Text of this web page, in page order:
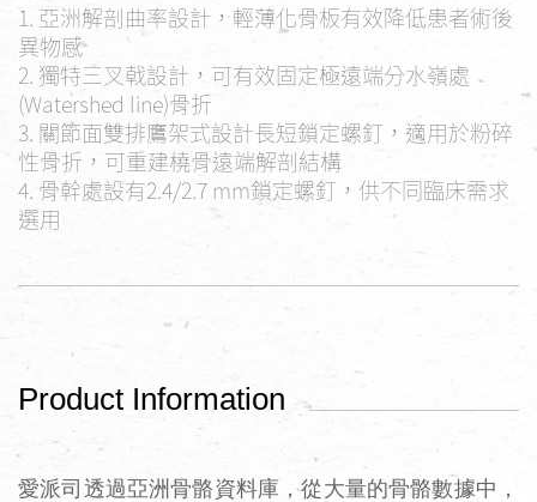
1. 亞洲解剖曲率設計，輕薄化骨板有效降低患者術後
異物感
2. 獨特三叉戟設計，可有效固定極遠端分水嶺處
(Watershed line)骨折
3. 關節面雙排鷹架式設計長短鎖定螺釘，適用於粉碎
性骨折，可重建橈骨遠端解剖結構
4. 骨幹處設有2.4/2.7 mm鎖定螺釘，供不同臨床需求
選用
Product Information
愛派司透過亞洲骨骼資料庫，從大量的骨骼數據中，